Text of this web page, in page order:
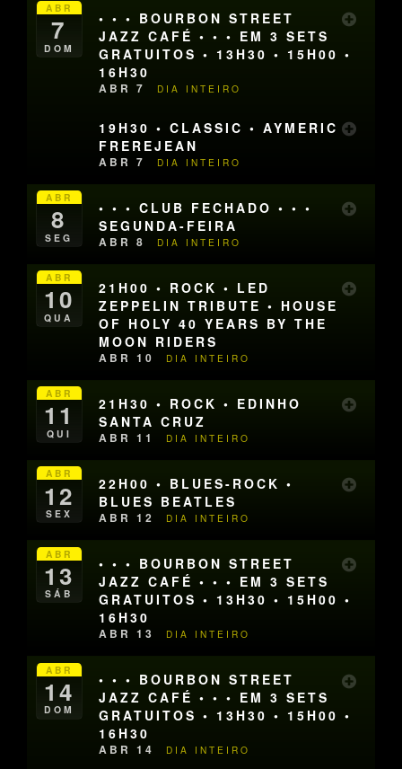
ABR
7
DOM
• • • BOURBON STREET
JAZZ CAFÉ • • • EM 3 SETS
GRATUITOS • 13H30 • 15H00 •
16H30
ABR 7 DIA INTEIRO
19H30 • CLASSIC • AYMERIC
FREREJEAN
ABR 7 DIA INTEIRO
ABR
8
SEG
• • • CLUB FECHADO • • •
SEGUNDA-FEIRA
ABR 8 DIA INTEIRO
ABR
10
QUA
21H00 • ROCK • LED
ZEPPELIN TRIBUTE • HOUSE
OF HOLY 40 YEARS BY THE
MOON RIDERS
ABR 10 DIA INTEIRO
ABR
11
QUI
21H30 • ROCK • EDINHO
SANTA CRUZ
ABR 11 DIA INTEIRO
ABR
12
SEX
22H00 • BLUES-ROCK •
BLUES BEATLES
ABR 12 DIA INTEIRO
ABR
13
SÁB
• • • BOURBON STREET
JAZZ CAFÉ • • • EM 3 SETS
GRATUITOS • 13H30 • 15H00 •
16H30
ABR 13 DIA INTEIRO
ABR
14
DOM
• • • BOURBON STREET
JAZZ CAFÉ • • • EM 3 SETS
GRATUITOS • 13H30 • 15H00 •
16H30
ABR 14 DIA INTEIRO